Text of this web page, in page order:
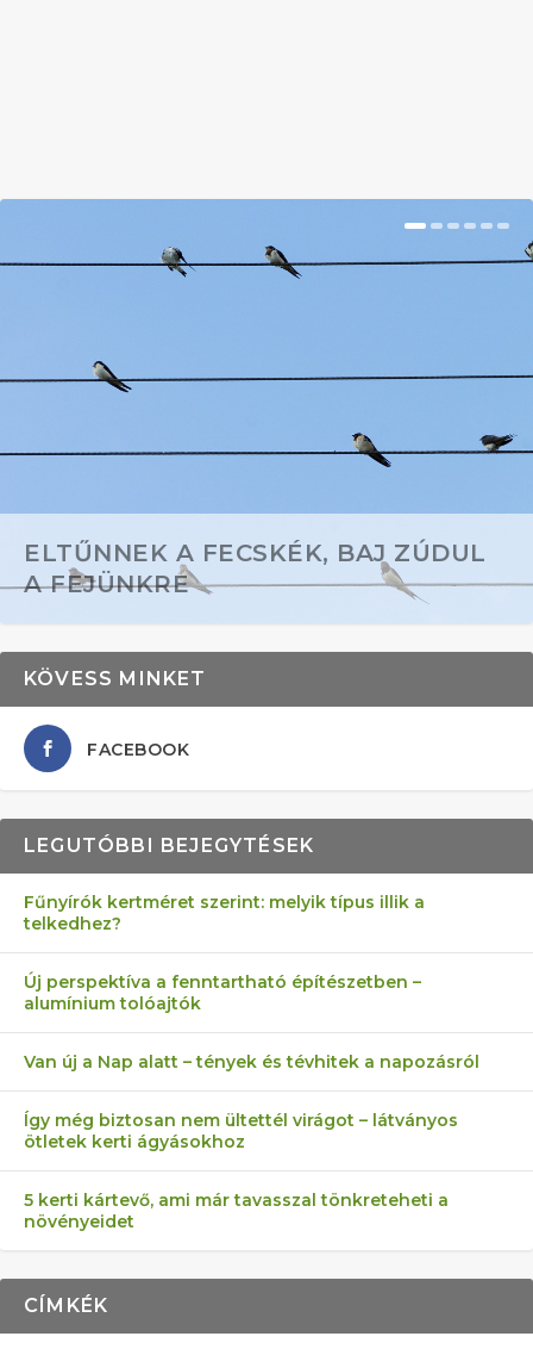
ELTŰNNEK A FECSKÉK, BAJ ZÚDUL
A FEJÜNKRE
AZ ÖNELLÁTÁS 13 PONTJA
KEZDŐKNEK
6 LEGJOBB NÖVÉNY SZOMSZÉD
ELLEN
MÁRPEDIG A TŰZIJÁTÉK NEM MENŐ!
FÉLREÉRTETT KERTÉSZKEDÉS:
TÉRKŐ ÉS MURVA
AKI ELDOBÁLJA A CIGICSIKKEKET,
AZ EGY KÖ…
KÖVESS MINKET
FACEBOOK
LEGUTÓBBI BEJEGYTÉSEK
Fűnyírók kertméret szerint: melyik típus illik a
telkedhez?
Új perspektíva a fenntartható építészetben –
alumínium tolóajtók
Van új a Nap alatt – tények és tévhitek a napozásról
Így még biztosan nem ültettél virágot – látványos
ötletek kerti ágyásokhoz
5 kerti kártevő, ami már tavasszal tönkreteheti a
növényeidet
CÍMKÉK